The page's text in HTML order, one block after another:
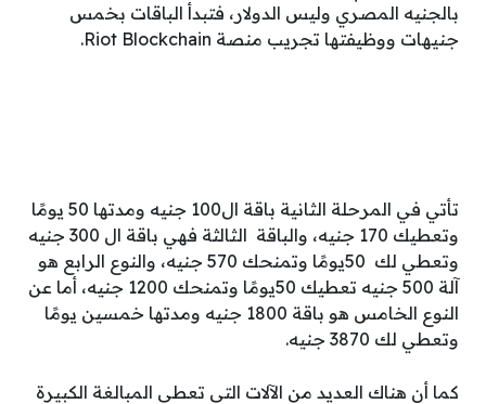
بالجنيه المصري وليس الدولار، فتبدأ الباقات بخمس
جنيهات ووظيفتها تجريب منصة Riot Blockchain.
تأتي في المرحلة الثانية باقة ال100 جنيه ومدتها 50 يومًا
وتعطيك 170 جنيه، والباقة الثالثة فهي باقة ال 300 جنيه
وتعطي لك 50يومًا وتمنحك 570 جنيه، والنوع الرابع هو
آلة 500 جنيه تعطيك 50يومًا وتمنحك 1200 جنيه، أما عن
النوع الخامس هو باقة 1800 جنيه ومدتها خمسين يومًا
وتعطي لك 3870 جنيه.
كما أن هناك العديد من الآلات التي تعطي المبالغة الكبيرة